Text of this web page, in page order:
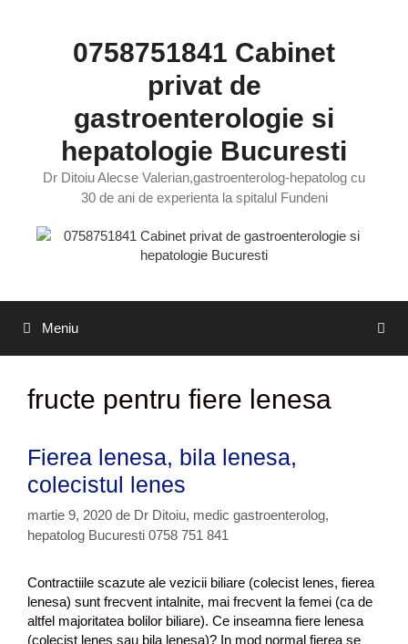
0758751841 Cabinet
privat de
gastroenterologie si
hepatologie Bucuresti
Dr Ditoiu Alecse Valerian,gastroenterolog-hepatolog cu
30 de ani de experienta la spitalul Fundeni
Meniu
fructe pentru fiere lenesa
Fierea lenesa, bila lenesa,
colecistul lenes
martie 9, 2020 de Dr Ditoiu, medic gastroenterolog,
hepatolog Bucuresti 0758 751 841
Contractiile scazute ale vezicii biliare (colecist lenes, fierea
lenesa) sunt frecvent intalnite, mai frecvent la femei (ca de
altfel majoritatea bolilor biliare). Ce inseamna fiere lenesa
(colecist lenes sau bila lenesa)? In mod normal fierea se